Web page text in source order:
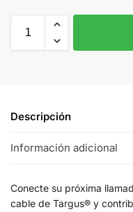
Descripción
Información adicional
Conecte su próxima
cable de Targus® y